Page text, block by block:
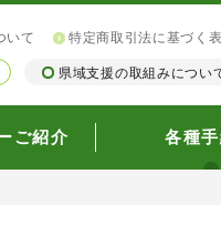
いて 特定商取引法に基づく
県域支援の取組みについ
ご紹介 各種手